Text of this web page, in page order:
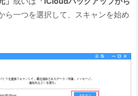
ら一つを選択して、スキャンを始め